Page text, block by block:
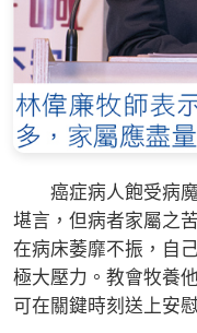
癌症病人飽受病魔
堪言，但病者家屬之
在病床萎靡不振，自
極大壓力。教會牧養
可在關鍵時刻送上安